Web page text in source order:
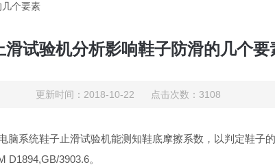
个要素
滑试验机分析影响鞋子防滑的几个要
更新时间：2018-10-22 点击次数：3108
脑系统鞋子止滑试验机能测知鞋底摩擦系数，以判定鞋子
3903.6。